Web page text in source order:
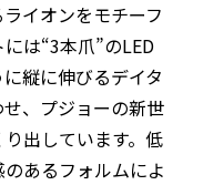
イオンをモチーフ
は“3本爪”のLED
縦に伸びるデイタ
、プジョーの新世
出しています。低
あるフォルムによ